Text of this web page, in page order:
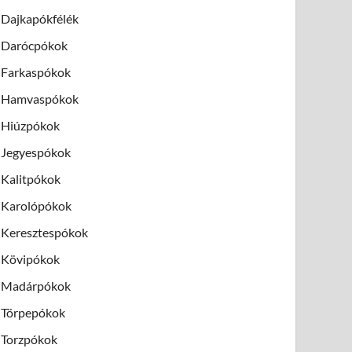
Dajkapókfélék
Darócpókok
Farkaspókok
Hamvaspókok
Hiúzpókok
Jegyespókok
Kalitpókok
Karolópókok
Keresztespókok
Kövipókok
Madárpókok
Törpepókok
Torzpókok